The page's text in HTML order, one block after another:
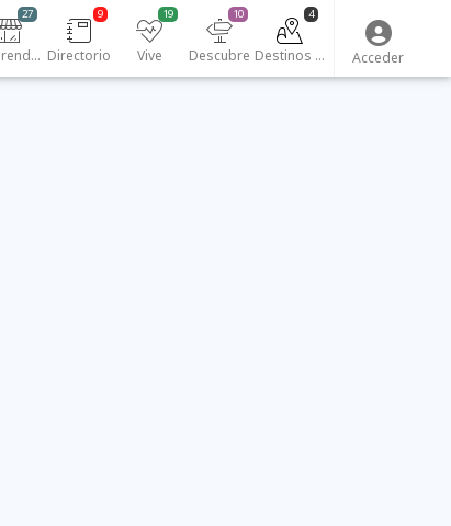
Emprendedores
27
Directorio
9
Vive
19
Descubre
10
Destinos turísticos
4
Acceder